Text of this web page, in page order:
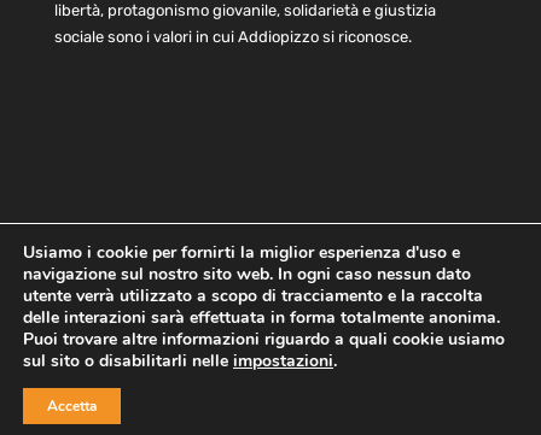
libertà, protagonismo giovanile, solidarietà e giustizia
sociale sono i valori in cui Addiopizzo si riconosce.
Home Statuto e bilancio
Contatti
Privacy
Cookie Child Protection Policy
Copyright © 2021 AddioPizzo | Tutti i diritti riservati | Sede
Usiamo i cookie per fornirti la miglior esperienza d'uso e
navigazione sul nostro sito web. In ogni caso nessun dato
utente verrà utilizzato a scopo di tracciamento e la raccolta
delle interazioni sarà effettuata in forma totalmente anonima.
Puoi trovare altre informazioni riguardo a quali cookie usiamo
sul sito o disabilitarli nelle impostazioni.
Accetta